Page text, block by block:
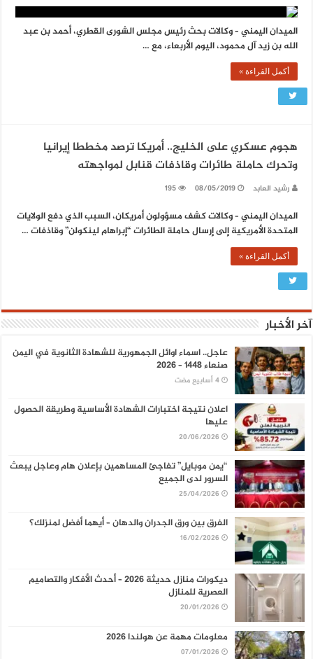
الميدان اليمني – وكالات بحث رئيس مجلس الشورى القطري، أحمد بن عبد
الله بن زيد آل محمود، اليوم الأربعاء، مع …
أكمل القراءة »
هجوم عسكري على الخليج.. أمريكا ترصد مخططا إيرانيا
وتحرك حاملة طائرات وقاذفات قنابل لمواجهته
رشيد العابد 08/05/2019
195
الميدان اليمني – وكالات كشف مسؤولون أمريكان، السبب الذي دفع الولايات
المتحدة الأمريكية إلى إرسال حاملة الطائرات “إبراهام لينكولن” وقاذفات …
أكمل القراءة »
آخر الأخبار
عاجل.. اسماء اوائل الجمهورية للشهادة الثانوية في اليمن
صنعاء 1448 – 2026
اعلان نتيجة اختبارات الشهادة الأساسية وطريقة الحصول
عليها
20/06/2026
“يمن موبايل” تفاجئ المساهمين بإعلان هام وعاجل يبعث
السرور لدى الجميع
25/04/2026
الفرق بين ورق الجدران والدهان – أيهما أفضل لمنزلك؟
16/02/2026
ديكورات منازل حديثة 2026 – أحدث الأفكار والتصاميم
العصرية للمنازل
20/01/2026
معلومات مهمة عن هولندا 2026
07/01/2026